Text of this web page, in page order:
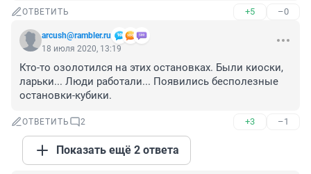
ОТВЕТИТЬ +5 –0
arcush@rambler.ru
18 июля 2020, 13:19
Кто-то озолотился на этих остановках. Были киоски,
ларьки... Люди работали... Появились бесполезные
остановки-кубики.
ОТВЕТИТЬ 2 +3 –1
Показать ещё 2 ответа